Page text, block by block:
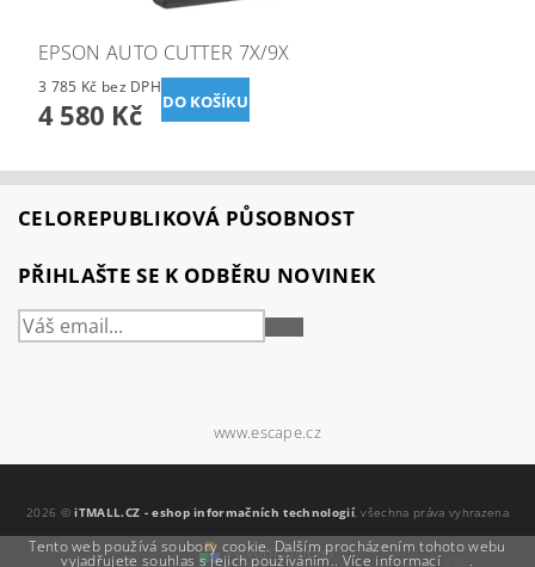
EPSON AUTO CUTTER 7X/9X
3 785 Kč bez DPH
4 580 Kč
CELOREPUBLIKOVÁ PŮSOBNOST
PŘIHLAŠTE SE K ODBĚRU NOVINEK
PŘIHLÁSIT
www.escape.cz
2026 ©iTMALL.CZ - eshop informačních technologií, všechna práva vyhrazena
Vytvořil Shoptet
Tento web používá soubory cookie. Dalším procházením tohoto webu
vyjadřujete souhlas s jejich používáním.. Více informací .